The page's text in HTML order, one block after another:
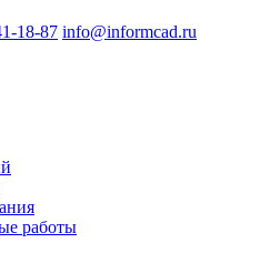
18-87 info@informcad.ru
работы